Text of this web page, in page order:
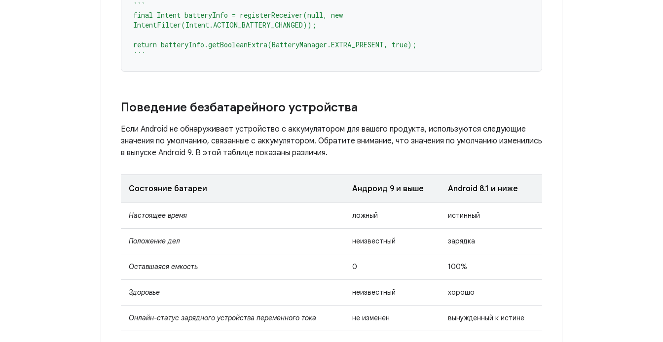
```
final Intent batteryInfo = registerReceiver(null, new
IntentFilter(Intent.ACTION_BATTERY_CHANGED));
return batteryInfo.getBooleanExtra(BatteryManager.EXTRA_PRESENT, true);
```
Поведение безбатарейного устройства
Если Android не обнаруживает устройство с аккумулятором для вашего продукта, используются следующие
значения по умолчанию, связанные с аккумулятором. Обратите внимание, что значения по умолчанию изменились
в выпуске Android 9. В этой таблице показаны различия.
Состояние батареи Андроид 9 и выше Android 8.1 и ниже
Настоящее время ложный истинный
Положение дел неизвестный зарядка
Оставшаяся емкость 0 100%
Здоровье неизвестный хорошо
Онлайн-статус зарядного устройства переменного тока не изменен вынужденный к истине